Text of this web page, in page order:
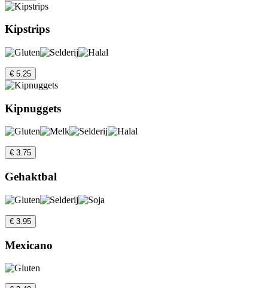
Kipstrips
€ 5.25
Kipnuggets
€ 3.75
Gehaktbal
€ 3.95
Mexicano